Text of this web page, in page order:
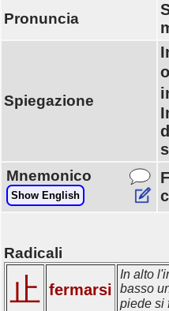
Pronuncia
Spiegazione
Mnemonico
Show English
Radicali
止 fermarsi
In alto
basso
piede si